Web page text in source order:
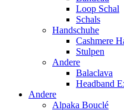
Loop Schal
Schals
Handschuhe
Cashmere
Stulpen
Andere
Balaclava
Headband
Andere
Alpaka Bouclé